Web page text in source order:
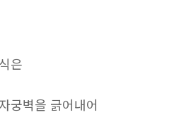
은
궁벽을 긁어내어